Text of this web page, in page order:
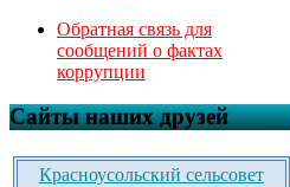
Обратная связь для
сообщений о фактах
коррупции
Сайты наших друзей
Красноусольский сельсовет